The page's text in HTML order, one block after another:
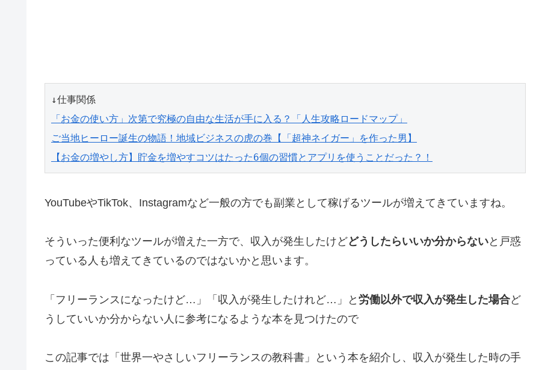
↓仕事関係
「お金の使い方」次第で究極の自由な生活が手に入る？「人生攻略ロードマップ」
ご当地ヒーロー誕生の物語！地域ビジネスの虎の巻【「超神ネイガー」を作った男】
【お金の増やし方】貯金を増やすコツはたった6個の習慣とアプリを使うことだった？！
YouTubeやTikTok、Instagramなど一般の方でも副業として稼げるツールが増えてきていますね。
そういった便利なツールが増えた一方で、収入が発生したけどどうしたらいいか分からないと戸惑
っている人も増えてきているのではないかと思います。
「フリーランスになったけど…」「収入が発生したけれど…」と 労働以外で収入が発生した場合ど
うしていいか分からない人に参考になるような本を見つけたので
この記事では「世界一やさしいフリーランスの教科書」という本を紹介し、収入が発生した時の手